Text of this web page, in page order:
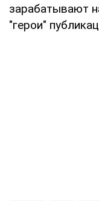
зарабатывают
"герои"